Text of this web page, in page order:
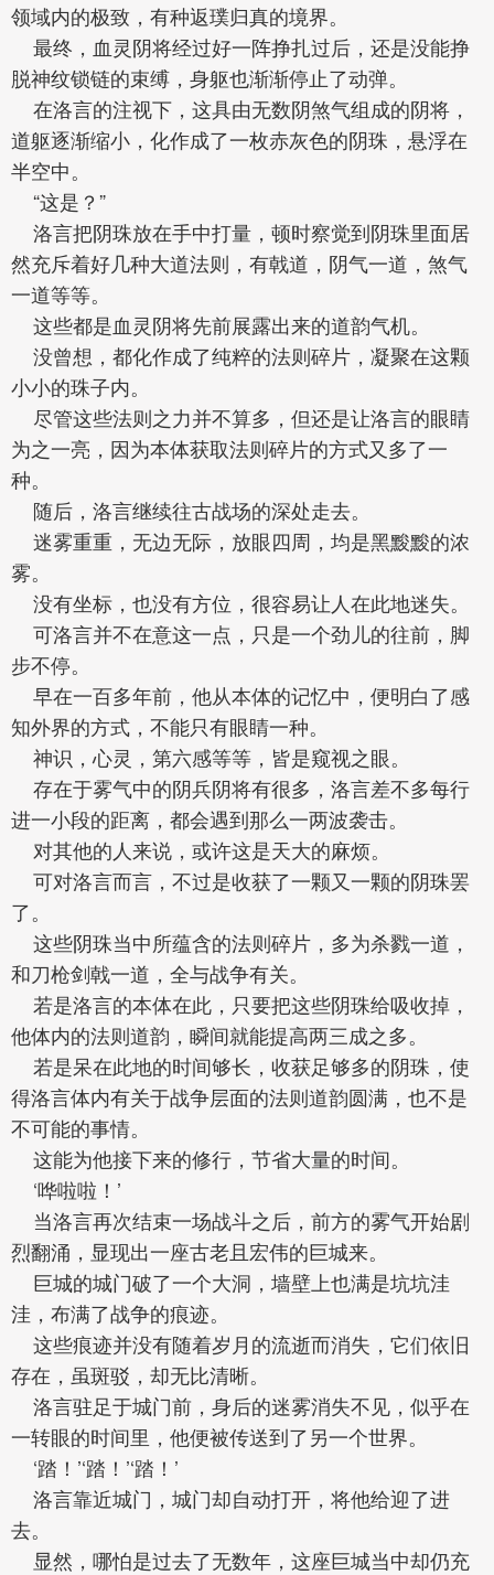
领域内的极致，有种返璞归真的境界。
最终，血灵阴将经过好一阵挣扎过后，还是没能挣
脱神纹锁链的束缚，身躯也渐渐停止了动弹。
在洛言的注视下，这具由无数阴煞气组成的阴将，
道躯逐渐缩小，化作成了一枚赤灰色的阴珠，悬浮在
半空中。
“这是？”
洛言把阴珠放在手中打量，顿时察觉到阴珠里面居
然充斥着好几种大道法则，有戟道，阴气一道，煞气
一道等等。
这些都是血灵阴将先前展露出来的道韵气机。
没曾想，都化作成了纯粹的法则碎片，凝聚在这颗
小小的珠子内。
尽管这些法则之力并不算多，但还是让洛言的眼睛
为之一亮，因为本体获取法则碎片的方式又多了一
种。
随后，洛言继续往古战场的深处走去。
迷雾重重，无边无际，放眼四周，均是黑黢黢的浓
雾。
没有坐标，也没有方位，很容易让人在此地迷失。
可洛言并不在意这一点，只是一个劲儿的往前，脚
步不停。
早在一百多年前，他从本体的记忆中，便明白了感
知外界的方式，不能只有眼睛一种。
神识，心灵，第六感等等，皆是窥视之眼。
存在于雾气中的阴兵阴将有很多，洛言差不多每行
进一小段的距离，都会遇到那么一两波袭击。
对其他的人来说，或许这是天大的麻烦。
可对洛言而言，不过是收获了一颗又一颗的阴珠罢
了。
这些阴珠当中所蕴含的法则碎片，多为杀戮一道，
和刀枪剑戟一道，全与战争有关。
若是洛言的本体在此，只要把这些阴珠给吸收掉，
他体内的法则道韵，瞬间就能提高两三成之多。
若是呆在此地的时间够长，收获足够多的阴珠，使
得洛言体内有关于战争层面的法则道韵圆满，也不是
不可能的事情。
这能为他接下来的修行，节省大量的时间。
‘哗啦啦！’
当洛言再次结束一场战斗之后，前方的雾气开始剧
烈翻涌，显现出一座古老且宏伟的巨城来。
巨城的城门破了一个大洞，墙壁上也满是坑坑洼
洼，布满了战争的痕迹。
这些痕迹并没有随着岁月的流逝而消失，它们依旧
存在，虽斑驳，却无比清晰。
洛言驻足于城门前，身后的迷雾消失不见，似乎在
一转眼的时间里，他便被传送到了另一个世界。
‘踏！’‘踏！’‘踏！’
洛言靠近城门，城门却自动打开，将他给迎了进
去。
显然，哪怕是过去了无数年，这座巨城当中却仍充